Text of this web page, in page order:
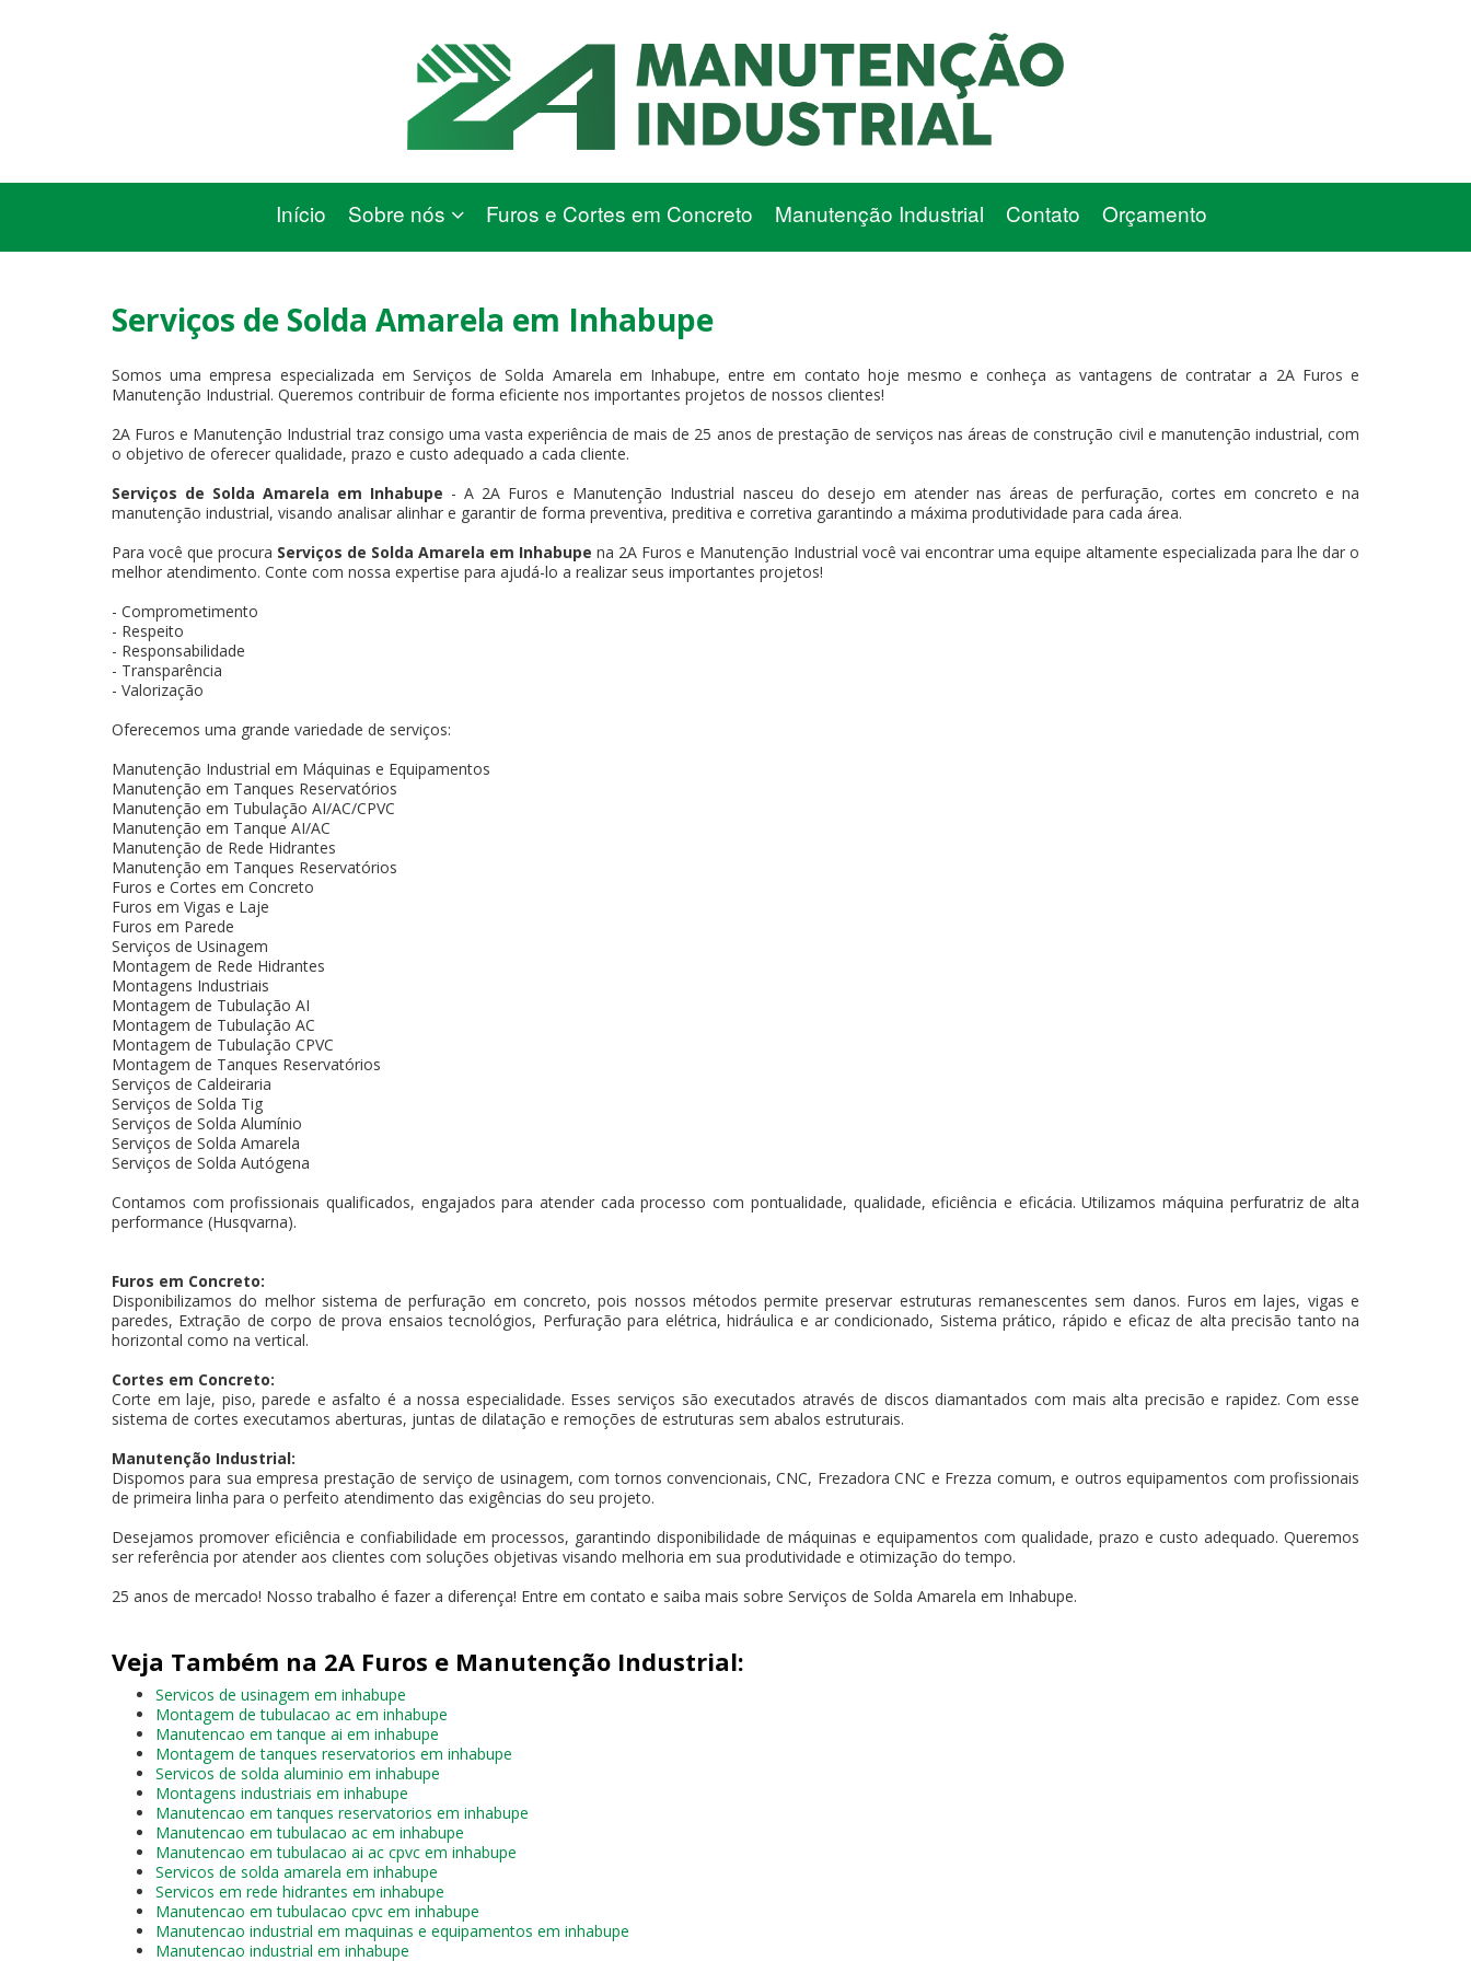
Início Sobre nós Furos e Cortes em Concreto Manutenção Industrial Contato Orçamento
Serviços de Solda Amarela em Inhabupe
Somos uma empresa especializada em Serviços de Solda Amarela em Inhabupe, entre em contato hoje mesmo e conheça as vantagens de contratar a 2A Furos e
Manutenção Industrial. Queremos contribuir de forma eficiente nos importantes projetos de nossos clientes!
2A Furos e Manutenção Industrial traz consigo uma vasta experiência de mais de 25 anos de prestação de serviços nas áreas de construção civil e manutenção industrial, com
o objetivo de oferecer qualidade, prazo e custo adequado a cada cliente.
Serviços de Solda Amarela em Inhabupe - A 2A Furos e Manutenção Industrial nasceu do desejo em atender nas áreas de perfuração, cortes em concreto e na
manutenção industrial, visando analisar alinhar e garantir de forma preventiva, preditiva e corretiva garantindo a máxima produtividade para cada área.
Para você que procura Serviços de Solda Amarela em Inhabupe na 2A Furos e Manutenção Industrial você vai encontrar uma equipe altamente especializada para lhe dar o
melhor atendimento. Conte com nossa expertise para ajudá-lo a realizar seus importantes projetos!
- Comprometimento
- Respeito
- Responsabilidade
- Transparência
- Valorização
Oferecemos uma grande variedade de serviços:
Manutenção Industrial em Máquinas e Equipamentos
Manutenção em Tanques Reservatórios
Manutenção em Tubulação AI/AC/CPVC
Manutenção em Tanque AI/AC
Manutenção de Rede Hidrantes
Manutenção em Tanques Reservatórios
Furos e Cortes em Concreto
Furos em Vigas e Laje
Furos em Parede
Serviços de Usinagem
Montagem de Rede Hidrantes
Montagens Industriais
Montagem de Tubulação AI
Montagem de Tubulação AC
Montagem de Tubulação CPVC
Montagem de Tanques Reservatórios
Serviços de Caldeiraria
Serviços de Solda Tig
Serviços de Solda Alumínio
Serviços de Solda Amarela
Serviços de Solda Autógena
Contamos com profissionais qualificados, engajados para atender cada processo com pontualidade, qualidade, eficiência e eficácia. Utilizamos máquina perfuratriz de alta
performance (Husqvarna).
Furos em Concreto:
Disponibilizamos do melhor sistema de perfuração em concreto, pois nossos métodos permite preservar estruturas remanescentes sem danos. Furos em lajes, vigas e
paredes, Extração de corpo de prova ensaios tecnológios, Perfuração para elétrica, hidráulica e ar condicionado, Sistema prático, rápido e eficaz de alta precisão tanto na
horizontal como na vertical.
Cortes em Concreto:
Corte em laje, piso, parede e asfalto é a nossa especialidade. Esses serviços são executados através de discos diamantados com mais alta precisão e rapidez. Com esse
sistema de cortes executamos aberturas, juntas de dilatação e remoções de estruturas sem abalos estruturais.
Manutenção Industrial:
Dispomos para sua empresa prestação de serviço de usinagem, com tornos convencionais, CNC, Frezadora CNC e Frezza comum, e outros equipamentos com profissionais
de primeira linha para o perfeito atendimento das exigências do seu projeto.
Desejamos promover eficiência e confiabilidade em processos, garantindo disponibilidade de máquinas e equipamentos com qualidade, prazo e custo adequado. Queremos
ser referência por atender aos clientes com soluções objetivas visando melhoria em sua produtividade e otimização do tempo.
25 anos de mercado! Nosso trabalho é fazer a diferença! Entre em contato e saiba mais sobre Serviços de Solda Amarela em Inhabupe.
Veja Também na 2A Furos e Manutenção Industrial:
Servicos de usinagem em inhabupe
Montagem de tubulacao ac em inhabupe
Manutencao em tanque ai em inhabupe
Montagem de tanques reservatorios em inhabupe
Servicos de solda aluminio em inhabupe
Montagens industriais em inhabupe
Manutencao em tanques reservatorios em inhabupe
Manutencao em tubulacao ac em inhabupe
Manutencao em tubulacao ai ac cpvc em inhabupe
Servicos de solda amarela em inhabupe
Servicos em rede hidrantes em inhabupe
Manutencao em tubulacao cpvc em inhabupe
Manutencao industrial em maquinas e equipamentos em inhabupe
Manutencao industrial em inhabupe